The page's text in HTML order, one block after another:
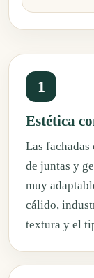
1
Estética
Las
de juntas y
muy
cálido,
textura y el